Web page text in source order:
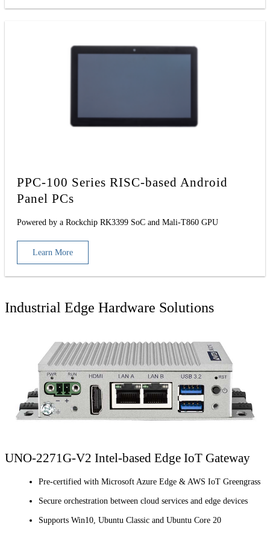
PPC-100 Series RISC-based Android
Panel PCs
Powered by a Rockchip RK3399 SoC and Mali-T860 GPU
Learn More
Industrial Edge Hardware Solutions
UNO-2271G-V2 Intel-based Edge IoT Gateway
Pre-certified with Microsoft Azure Edge & AWS IoT Greengrass
Secure orchestration between cloud services and edge devices
Supports Win10, Ubuntu Classic and Ubuntu Core 20